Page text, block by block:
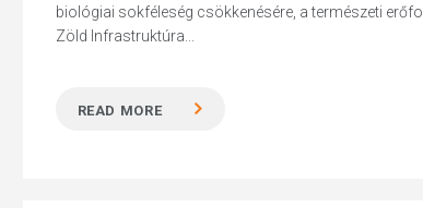
biológiai sokféleség csökkenésére, a természeti
Zöld Infrastruktúra...
READ MORE